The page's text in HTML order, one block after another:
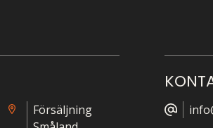
Försäljning